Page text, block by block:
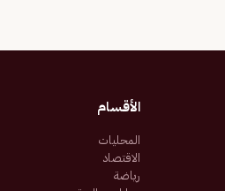
الأقسام
المحليات
الاقتصاد
رياضة